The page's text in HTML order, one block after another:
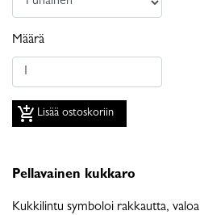
Määrä
add_shopping_cart Lisää ostoskoriin
Pellavainen kukkaro
Kukkilintu symboloi rakkautta,